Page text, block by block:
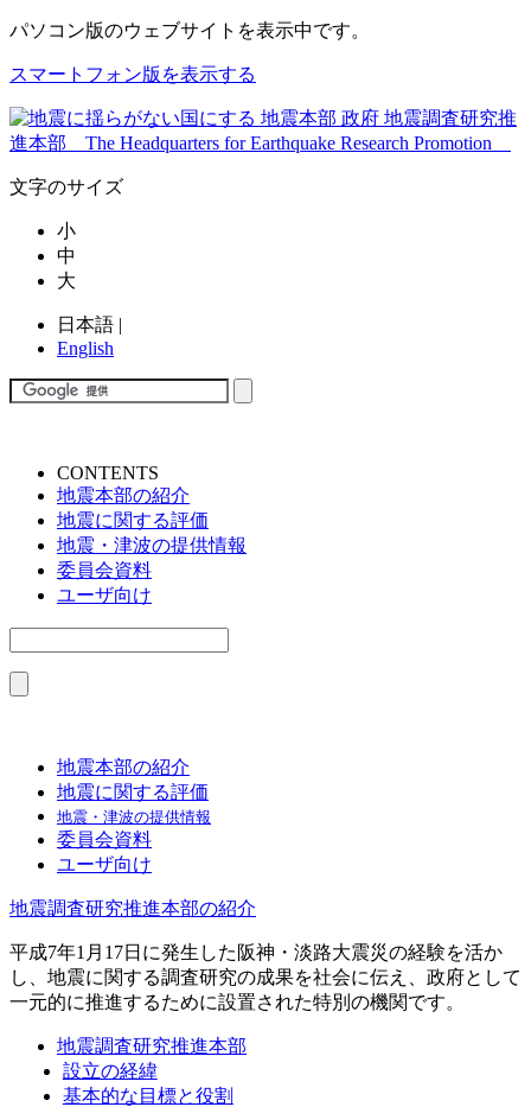
パソコン版のウェブサイトを表示中です。
スマートフォン版を表示する
文字のサイズ
小
中
大
日本語 |
English
CONTENTS
地震本部の紹介
地震に関する評価
地震・津波の提供情報
委員会資料
ユーザ向け
地震本部の紹介
地震に関する評価
地震・津波の提供情報
委員会資料
ユーザ向け
地震調査研究推進本部の紹介
平成7年1月17日に発生した阪神・淡路大震災の経験を活か
し、地震に関する調査研究の成果を社会に伝え、政府として
一元的に推進するために設置された特別の機関です。
地震調査研究推進本部
設立の経緯
基本的な目標と役割